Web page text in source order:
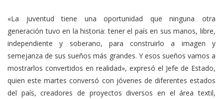
«La juventud tiene una oportunidad que ninguna otra
generación tuvo en la historia: tener el país en sus manos, libre,
independiente y soberano, para construirlo a imagen y
semejanza de sus sueños más grandes. Y esos sueños vamos a
mostrarlos convertidos en realidad», expresó el Jefe de Estado,
quien este martes conversó con jóvenes de diferentes estados
del país, creadores de proyectos diversos en el área textil,